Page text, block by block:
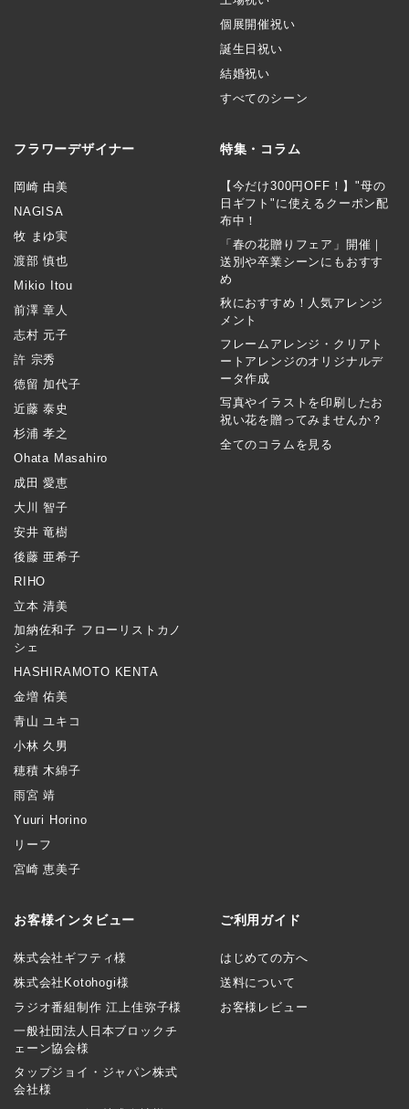
個展開催祝い
誕生日祝い
結婚祝い
すべてのシーン
フラワーデザイナー
岡崎 由美
NAGISA
牧 まゆ実
渡部 慎也
Mikio Itou
前澤 章人
志村 元子
許 宗秀
徳留 加代子
近藤 泰史
杉浦 孝之
Ohata Masahiro
成田 愛恵
大川 智子
安井 竜樹
後藤 亜希子
RIHO
立本 清美
加納佐和子 フローリストカノ
シェ
HASHIRAMOTO KENTA
金増 佑美
青山 ユキコ
小林 久男
穂積 木綿子
雨宮 靖
Yuuri Horino
リーフ
宮崎 恵美子
特集・コラム
【今だけ300円OFF！】"母の
日ギフト"に使えるクーポン配
布中！
「春の花贈りフェア」開催｜
送別や卒業シーンにもおすす
め
秋におすすめ！人気アレンジ
メント
フレームアレンジ・クリアト
ートアレンジのオリジナルデ
ータ作成
写真やイラストを印刷したお
祝い花を贈ってみませんか？
全てのコラムを見る
お客様インタビュー
株式会社ギフティ様
株式会社Kotohogi様
ラジオ番組制作 江上佳弥子様
一般社団法人日本ブロックチ
ェーン協会様
タップジョイ・ジャパン株式
会社様
ご利用ガイド
はじめての方へ
送料について
お客様レビュー